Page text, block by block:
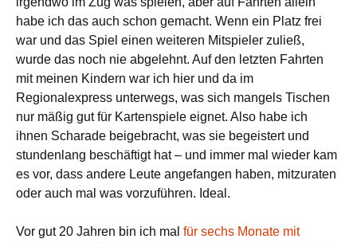
habe ich das auch schon gemacht. Wenn ein Platz frei
war und das Spiel einen weiteren Mitspieler zuließ,
wurde das noch nie abgelehnt. Auf den letzten Fahrten
mit meinen Kindern war ich hier und da im
Regionalexpress unterwegs, was sich mangels Tischen
nur mäßig gut für Kartenspiele eignet. Also habe ich
ihnen Scharade beigebracht, was sie begeistert und
stundenlang beschäftigt hat – und immer mal wieder kam
es vor, dass andere Leute angefangen haben, mitzuraten
oder auch mal was vorzuführen. Ideal.
Vor gut 20 Jahren bin ich mal für sechs Monate mit